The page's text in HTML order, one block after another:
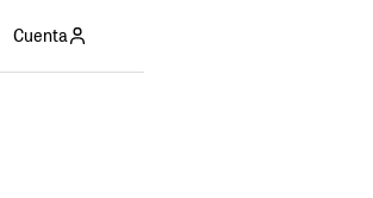
Cuenta